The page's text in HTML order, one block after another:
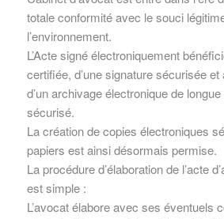
totale conformité avec le souci
l’environnement.
L’Acte signé électroniquement
certifiée, d’une signature sécurisée
d’un archivage électronique de
sécurisé.
La création de copies électroniques
papiers est ainsi désormais permise.
La procédure d’élaboration de l’acte
est simple :
L’avocat élabore avec ses éventuels